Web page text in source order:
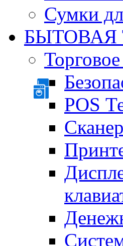
Сумки
БЫТОВАЯ
POS